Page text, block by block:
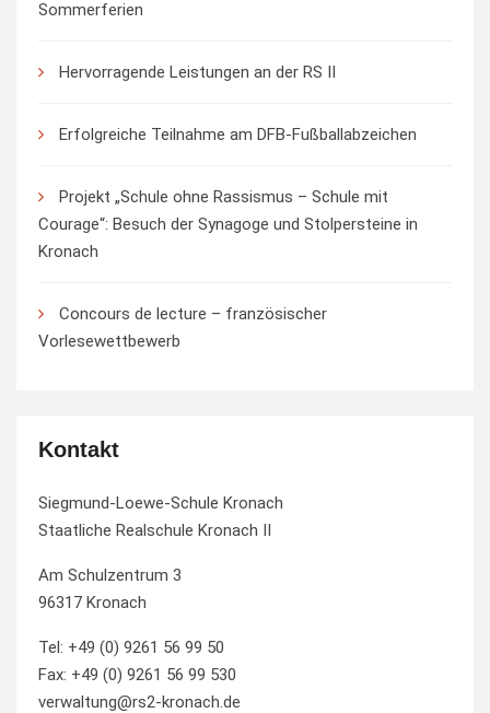
Sommerferien
Hervorragende Leistungen an der RS II
Erfolgreiche Teilnahme am DFB-Fußballabzeichen
Projekt „Schule ohne Rassismus – Schule mit
Courage“: Besuch der Synagoge und Stolpersteine in
Kronach
Concours de lecture – französischer
Vorlesewettbewerb
Kontakt
Siegmund-Loewe-Schule Kronach
Staatliche Realschule Kronach II
Am Schulzentrum 3
96317 Kronach
Tel: +49 (0) 9261 56 99 50
Fax: +49 (0) 9261 56 99 530
verwaltung@rs2-kronach.de